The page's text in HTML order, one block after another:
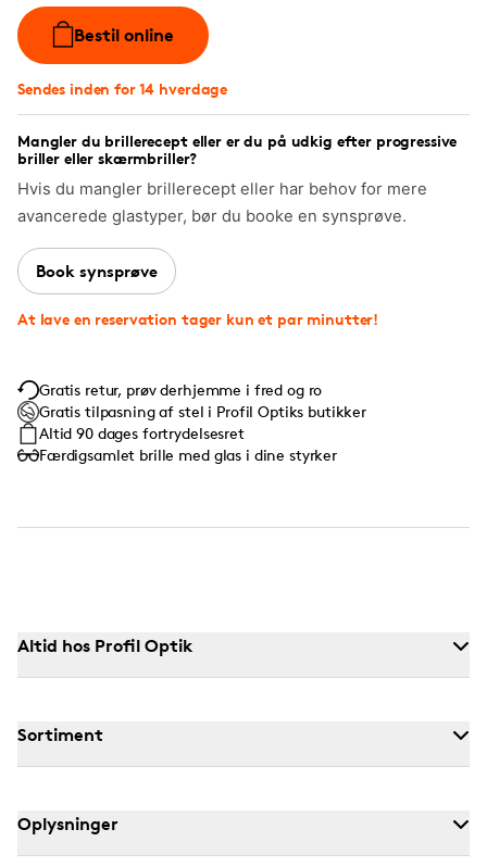
Bestil online
Sendes inden for 14 hverdage
Mangler du brillerecept eller er du på udkig efter progressive
briller eller skærmbriller?
Hvis du mangler brillerecept eller har behov for mere
avancerede glastyper, bør du booke en synsprøve.
Book synsprøve
At lave en reservation tager kun et par minutter!
Gratis retur, prøv derhjemme i fred og ro
Gratis tilpasning af stel i Profil Optiks butikker
Altid 90 dages fortrydelsesret
Færdigsamlet brille med glas i dine styrker
Altid hos Profil Optik
Sortiment
Oplysninger